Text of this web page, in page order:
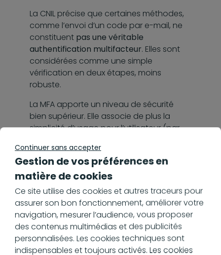
La CNIL précise que certaines méthodes,
comme l’envoi d’un code par e-mail, ne
constituent pas une véritable
authentification multifacteur. Elles sont
considérées comme une simple
vérification en deux étapes, moins
robuste.
La MFA apporte un niveau de sécurité
bien supérieur. Elle associe de plus la
simplicité d’usage pour l’utilisateur (par
application mobile) et la fiabilité
attendue pour l’entreprise, qui limite
drastiquement les risques d’accès non
autorisés à ses documents.
L’apport de la MFA
Continuer sans accepter
Gestion de vos préférences en
matière de cookies
Ce site utilise des cookies et autres traceurs pour
assurer son bon fonctionnement, améliorer votre
navigation, mesurer l’audience, vous proposer
des contenus multimédias et des publicités
personnalisées. Les cookies techniques sont
indispensables et toujours activés. Les cookies